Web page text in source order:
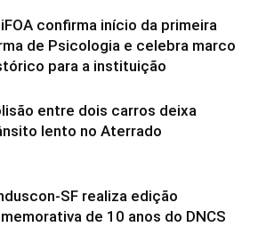
confirma início da primeira
de Psicologia e celebra marco
para a instituição
entre dois carros deixa
lento no Aterrado
SF realiza edição
de 10 anos do DNCS